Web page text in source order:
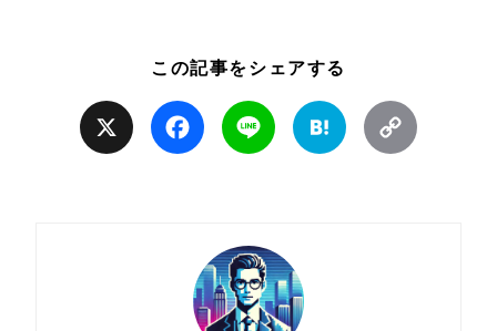
この記事をシェアする
Facebook Line Hatena